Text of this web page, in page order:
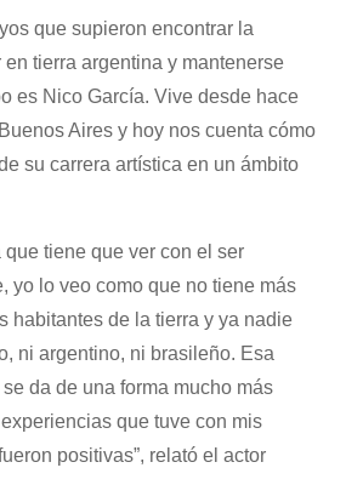
que supieron encontrar la
tierra argentina y mantenerse
es Nico García. Vive desde hace
Aires y hoy nos cuenta cómo
su carrera artística en un ámbito
que tiene que ver con el ser
yo lo veo como que no tiene más
habitantes de la tierra y ya nadie
ni argentino, ni brasileño. Esa
da de una forma mucho más
que tuve con mis
positivas”, relató el actor